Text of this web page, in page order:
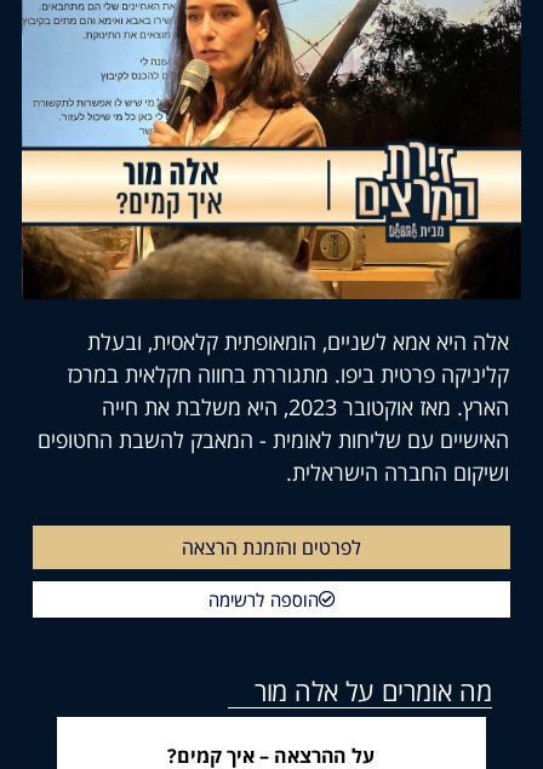
אמא לשניים, הומאופתית קלאסית, ובעלת
פרטית ביפו. מתגוררת בחווה חקלאית במרכז
הארץ. מאז אוקטובר 2023, היא משלבת את חייה
עם שליחות לאומית - המאבק להשבת החטופים
החברה הישראלית.
לפרטים והזמנת הרצאה
הוספה לרשימה
אומרים על אלה מור
על ההרצאה – איך קמים?